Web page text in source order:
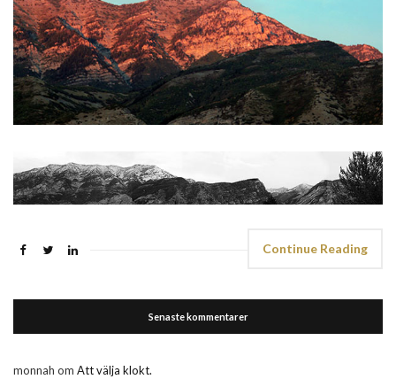
Continue Reading
Senaste kommentarer
monnah om Att välja klokt.